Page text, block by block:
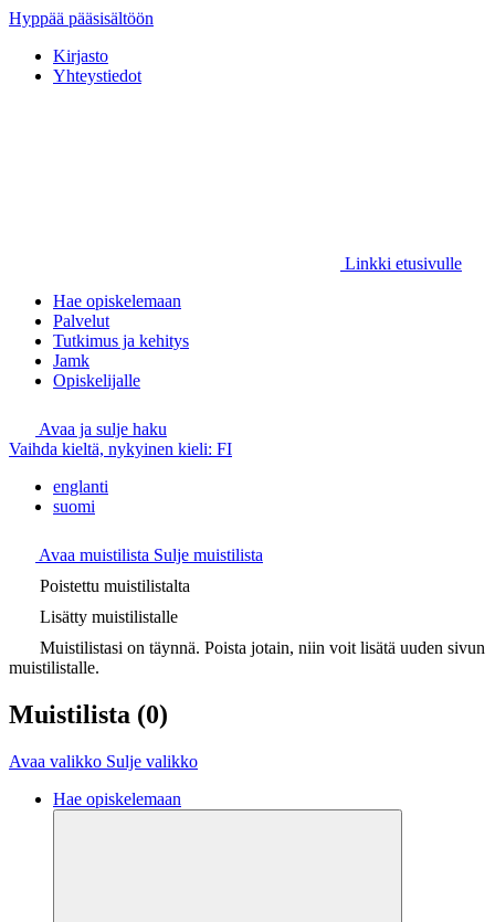
Hyppää pääsisältöön
Kirjasto
Yhteystiedot
Linkki etusivulle
Hae opiskelemaan
Palvelut
Tutkimus ja kehitys
Jamk
Opiskelijalle
Avaa ja sulje haku
Vaihda kieltä, nykyinen kieli: FI
englanti
suomi
Avaa muistilista Sulje muistilista
Poistettu muistilistalta
Lisätty muistilistalle
Muistilistasi on täynnä. Poista jotain, niin voit lisätä uuden sivun
muistilistalle.
Muistilista (0)
Avaa valikko Sulje valikko
Hae opiskelemaan